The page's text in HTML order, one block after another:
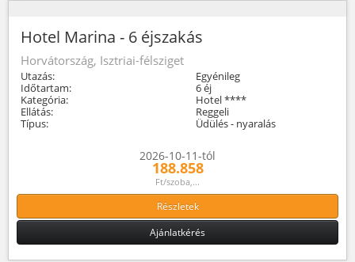
Hotel Marina - 6 éjszakás
Horvátország, Isztriai-félsziget
Utazás:
Egyénileg
Időtartam:
6 éj
Kategória:
Hotel ****
Ellátás:
Reggeli
Típus:
Üdülés - nyaralás
2026-10-11-tól
188.858
Ft/szoba,...
Részletek
Ajánlatkérés